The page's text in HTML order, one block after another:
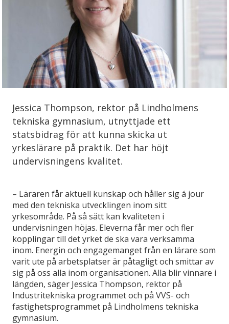
Jessica Thompson, rektor på Lindholmens
tekniska gymnasium, utnyttjade ett
statsbidrag för att kunna skicka ut
yrkeslärare på praktik. Det har höjt
undervisningens kvalitet.
– Läraren får aktuell kunskap och håller sig á jour
med den tekniska utvecklingen inom sitt
yrkesområde. På så sätt kan kvaliteten i
undervisningen höjas. Eleverna får mer och fler
kopplingar till det yrket de ska vara verksamma
inom. Energin och engagemanget från en lärare som
varit ute på arbetsplatser är påtagligt och smittar av
sig på oss alla inom organisationen. Alla blir vinnare i
längden, säger Jessica Thompson, rektor på
Industritekniska programmet och på VVS- och
fastighetsprogrammet på Lindholmens tekniska
gymnasium.